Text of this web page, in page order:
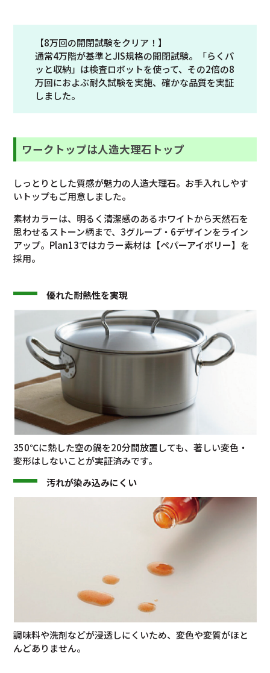
【8万回の開閉試験をクリア！】
通常4万階が基準とJIS規格の開閉試験。「らくパ
ッと収納」は検査ロボットを使って、その2倍の8
万回におよぶ耐久試験を実施、確かな品質を実証
しました。
ワークトップは人造大理石トップ
しっとりとした質感が魅力の人造大理石。お手入れしやす
いトップもご用意しました。
素材カラーは、明るく清潔感のあるホワイトから天然石を
思わせるストーン柄まで、3グループ・6デザインをライン
アップ。Plan13ではカラー素材は【ペパーアイボリー】を
採用。
優れた耐熱性を実現
350℃に熱した空の鍋を20分間放置しても、著しい変色・
変形はしないことが実証済みです。
汚れが染み込みにくい
調味料や洗剤などが浸透しにくいため、変色や変質がほと
んどありません。